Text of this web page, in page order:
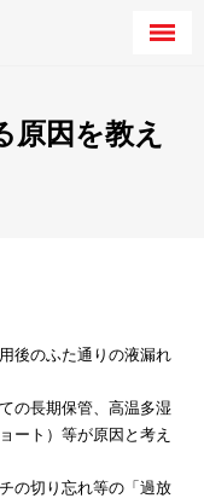
原因を教え
後のふた通りの液漏れ
の長期保管、高温多湿
ート）等が原因と考え
の切り忘れ等の「過放